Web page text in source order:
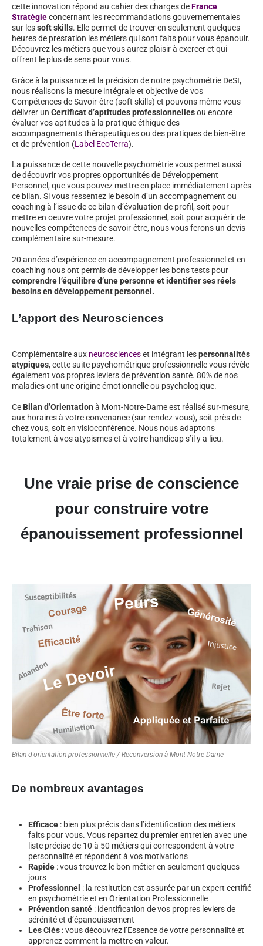
cette innovation répond au cahier des charges deFrance
Stratégieconcernant les recommandations gouvernementales
sur lessoft skills. Elle permet de trouver en seulement quelques
heures de prestation les métiers qui sont faits pour vous épanouir.
Découvrez les métiers que vous aurez plaisir à exercer et qui
offrent le plus de sens pour vous.
Grâce à la puissance et la précision de notre psychométrie DeSI,
nous réalisons la mesure intégrale et objective de vos
Compétences de Savoir-être (soft skills) et pouvons même vous
délivrer un Certificat d’aptitudes professionnellesou encore
évaluer vos aptitudes à la pratique éthique des
accompagnements thérapeutiques ou des pratiques de bien-être
et de prévention (Label EcoTerra).
La puissance de cette nouvelle psychométrie vous permet aussi
de découvrir vos propres opportunités de Développement
Personnel, que vous pouvez mettre en place immédiatement après
ce bilan. Si vous ressentez le besoin d’un accompagnement ou
coaching à l’issue de ce bilan d’évaluation de profil, soit pour
mettre en oeuvre votre projet professionnel, soit pour acquérir de
nouvelles compétences de savoir-être, nous vous ferons un devis
complémentaire sur-mesure.
20 années d’expérience en accompagnement professionnel et en
coaching nous ont permis de développer les bons tests pour
comprendre l’équilibre d’une personne et identifier ses réels
besoins en développement personnel.
L’apport des Neurosciences
Complémentaire aux neuroscienceset intégrant lespersonnalités
atypiques, cette suite psychométrique professionnelle vous révèle
également vos propres leviers de prévention santé. 80% de nos
maladies ont une origine émotionnelle ou psychologique.
Ce Bilan d’Orientation à Mont-Notre-Dame est réalisé sur-mesure,
aux horaires à votre convenance (sur rendez-vous), soit près de
chez vous, soit en visioconférence. Nous nous adaptons
totalement à vos atypismes et à votre handicap s’il y a lieu.
Une vraie prise de conscience
pour construire votre
épanouissement professionnel
Bilan d'orientation professionnelle / Reconversion à Mont-Notre-Dame
De nombreux avantages
Efficace : bien plus précis dans l’identification des métiers
faits pour vous. Vous repartez du premier entretien avec une
liste précise de 10 à 50 métiers qui correspondent à votre
personnalité et répondent à vos motivations
Rapide : vous trouvez le bon métier en seulement quelques
jours
Professionnel : la restitution est assurée par un expert certifié
en psychométrie et en Orientation Professionnelle
Prévention santé : identification de vos propres leviers de
sérénité et d’épanouissement
Les Clés : vous découvrez l’Essence de votre personnalité et
apprenez comment la mettre en valeur.